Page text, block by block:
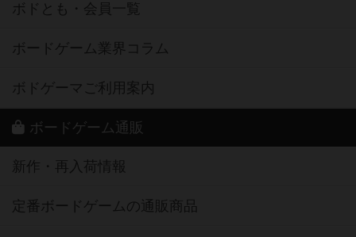
ボドとも・会員一覧
ボードゲーム業界コラム
ボドゲーマご利用案内
ボードゲーム通販
新作・再入荷情報
定番ボードゲームの通販商品